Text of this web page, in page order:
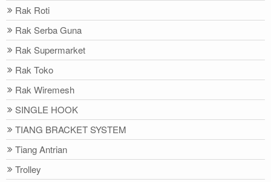
Rak Roti
Rak Serba Guna
Rak Supermarket
Rak Toko
Rak Wiremesh
SINGLE HOOK
TIANG BRACKET SYSTEM
Tiang Antrian
Trolley